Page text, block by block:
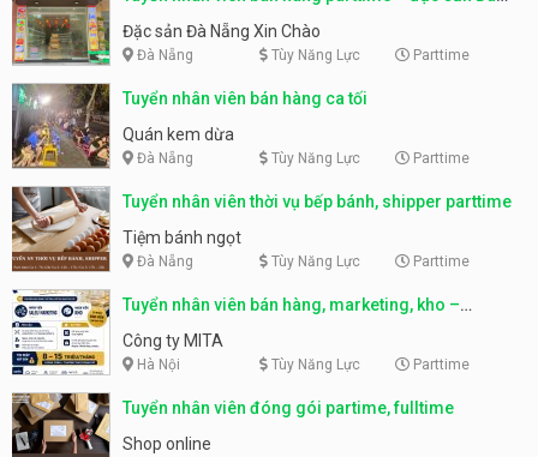
Nẵng
Đặc sản Đà Nẵng Xin Chào
Đà Nẵng Tùy Năng Lực Parttime
Tuyển nhân viên bán hàng ca tối
Quán kem dừa
Đà Nẵng Tùy Năng Lực Parttime
Tuyển nhân viên thời vụ bếp bánh, shipper parttime
Tiệm bánh ngọt
Đà Nẵng Tùy Năng Lực Parttime
Tuyển nhân viên bán hàng, marketing, kho –
parttime, fulltime
Công ty MITA
Hà Nội Tùy Năng Lực Parttime
Tuyển nhân viên đóng gói partime, fulltime
Shop online